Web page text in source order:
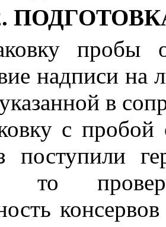
пробы
надписи на
в
с
поступили
то